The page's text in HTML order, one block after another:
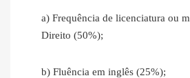
a) Frequência de licenciatura ou
Direito (50%);
b) Fluência em inglês (25%);